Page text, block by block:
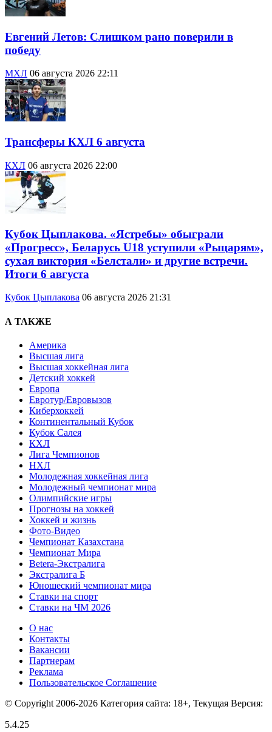
Евгений Летов: Слишком рано поверили в
победу
МХЛ 06 августа 2026 22:11
Трансферы КХЛ 6 августа
КХЛ 06 августа 2026 22:00
Кубок Цыплакова. «Ястребы» обыграли
«Прогресс», Беларусь U18 уступили «Рыцарям»,
сухая виктория «Белстали» и другие встречи.
Итоги 6 августа
Кубок Цыплакова 06 августа 2026 21:31
А ТАКЖЕ
Америка
Высшая лига
Высшая хоккейная лига
Детский хоккей
Европа
Евротур/Евровызов
Киберхоккей
Континентальный Кубок
Кубок Салея
КХЛ
Лига Чемпионов
НХЛ
Молодежная хоккейная лига
Молодежный чемпионат мира
Олимпийские игры
Прогнозы на хоккей
Хоккей и жизнь
Фото-Видео
Чемпионат Казахстана
Чемпионат Мира
Betera-Экстралига
Экстралига Б
Юношеский чемпионат мира
Ставки на спорт
Ставки на ЧМ 2026
О нас
Контакты
Вакансии
Партнерам
Реклама
Пользовательское Соглашение
© Copyright 2006-2026 Категория сайта: 18+, Текущая Версия:
5.4.25